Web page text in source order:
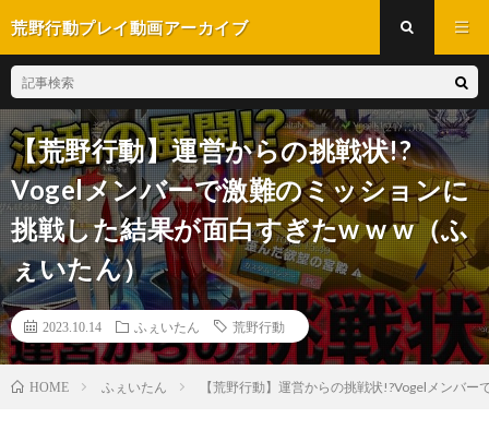
荒野行動プレイ動画アーカイブ
【荒野行動】運営からの挑戦状!?
Vogelメンバーで激難のミッションに
挑戦した結果が面白すぎたw w w（ふ
ぇいたん）
2023.10.14 ふぇいたん 荒野行動
HOME ふぇいたん 【荒野行動】運営からの挑戦状!?Vogelメンバ